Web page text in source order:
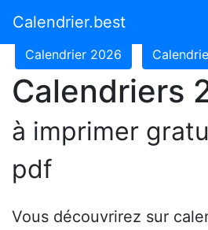
Calendrier.best
Calendrier 2024
Calendrier 2026
Calendriers
à imprimer
pdf
Vous découvrirez sur